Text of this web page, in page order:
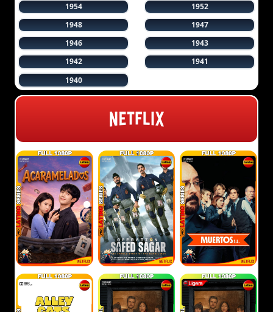
1954
1952
1948
1947
1946
1943
1942
1941
1940